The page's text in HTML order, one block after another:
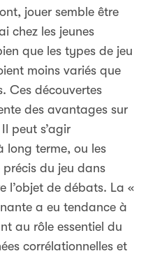
jouer semble être
chez les jeunes
que les types de jeu
moins variés que
Ces découvertes
des avantages sur
peut s’agir
long terme, ou les
du jeu dans
l’objet de débats. La «
a eu tendance à
au rôle essentiel du
corrélationnelles et